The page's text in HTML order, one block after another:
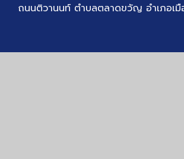
ถนนติวานนท์ ตำบลตลาดขวัญ อำเภอเ